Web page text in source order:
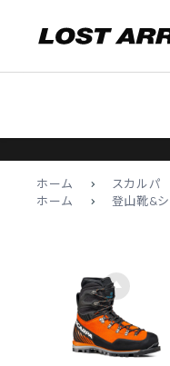
ホーム > スカルパ
ホーム
> 登山靴&